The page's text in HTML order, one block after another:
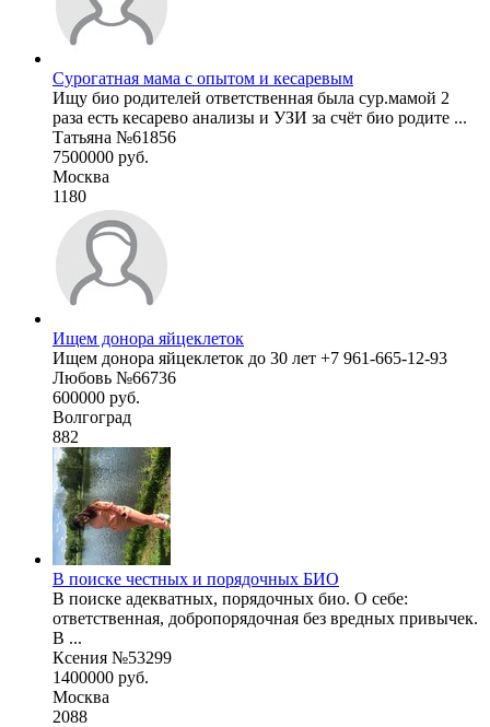
Сурогатная мама с опытом и кесаревым
Ищу био родителей ответственная была сур.мамой 2
раза есть кесарево анализы и УЗИ за счёт био родите ...
Татьяна №61856
7500000 руб.
Москва
1180
Ищем донора яйцеклеток
Ищем донора яйцеклеток до 30 лет +7 961-665-12-93
Любовь №66736
600000 руб.
Волгоград
882
В поиске честных и порядочных БИО
В поиске адекватных, порядочных био. О себе:
ответственная, добропорядочная без вредных привычек.
В ...
Ксения №53299
1400000 руб.
Москва
2088